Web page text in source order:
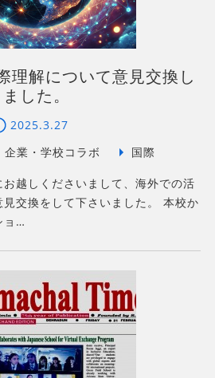
理解について意見交換し
ました。
2025.3.27
越しくださいまして、海外での活
交換をして下さいました。 本校か
ョ…